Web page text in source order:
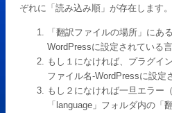
ぞれに「読み込み順」が存在します
「翻訳ファイルの場所」にあ
WordPressに設定されている
もし１になければ、プラグイ
ファイル名-WordPressに設定
もし２になければ一旦エラー
「language」フォルダ内の「